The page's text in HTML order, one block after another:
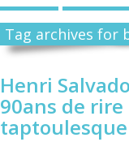
Tag archives for
Henri
90ans de rire
taptoulesque